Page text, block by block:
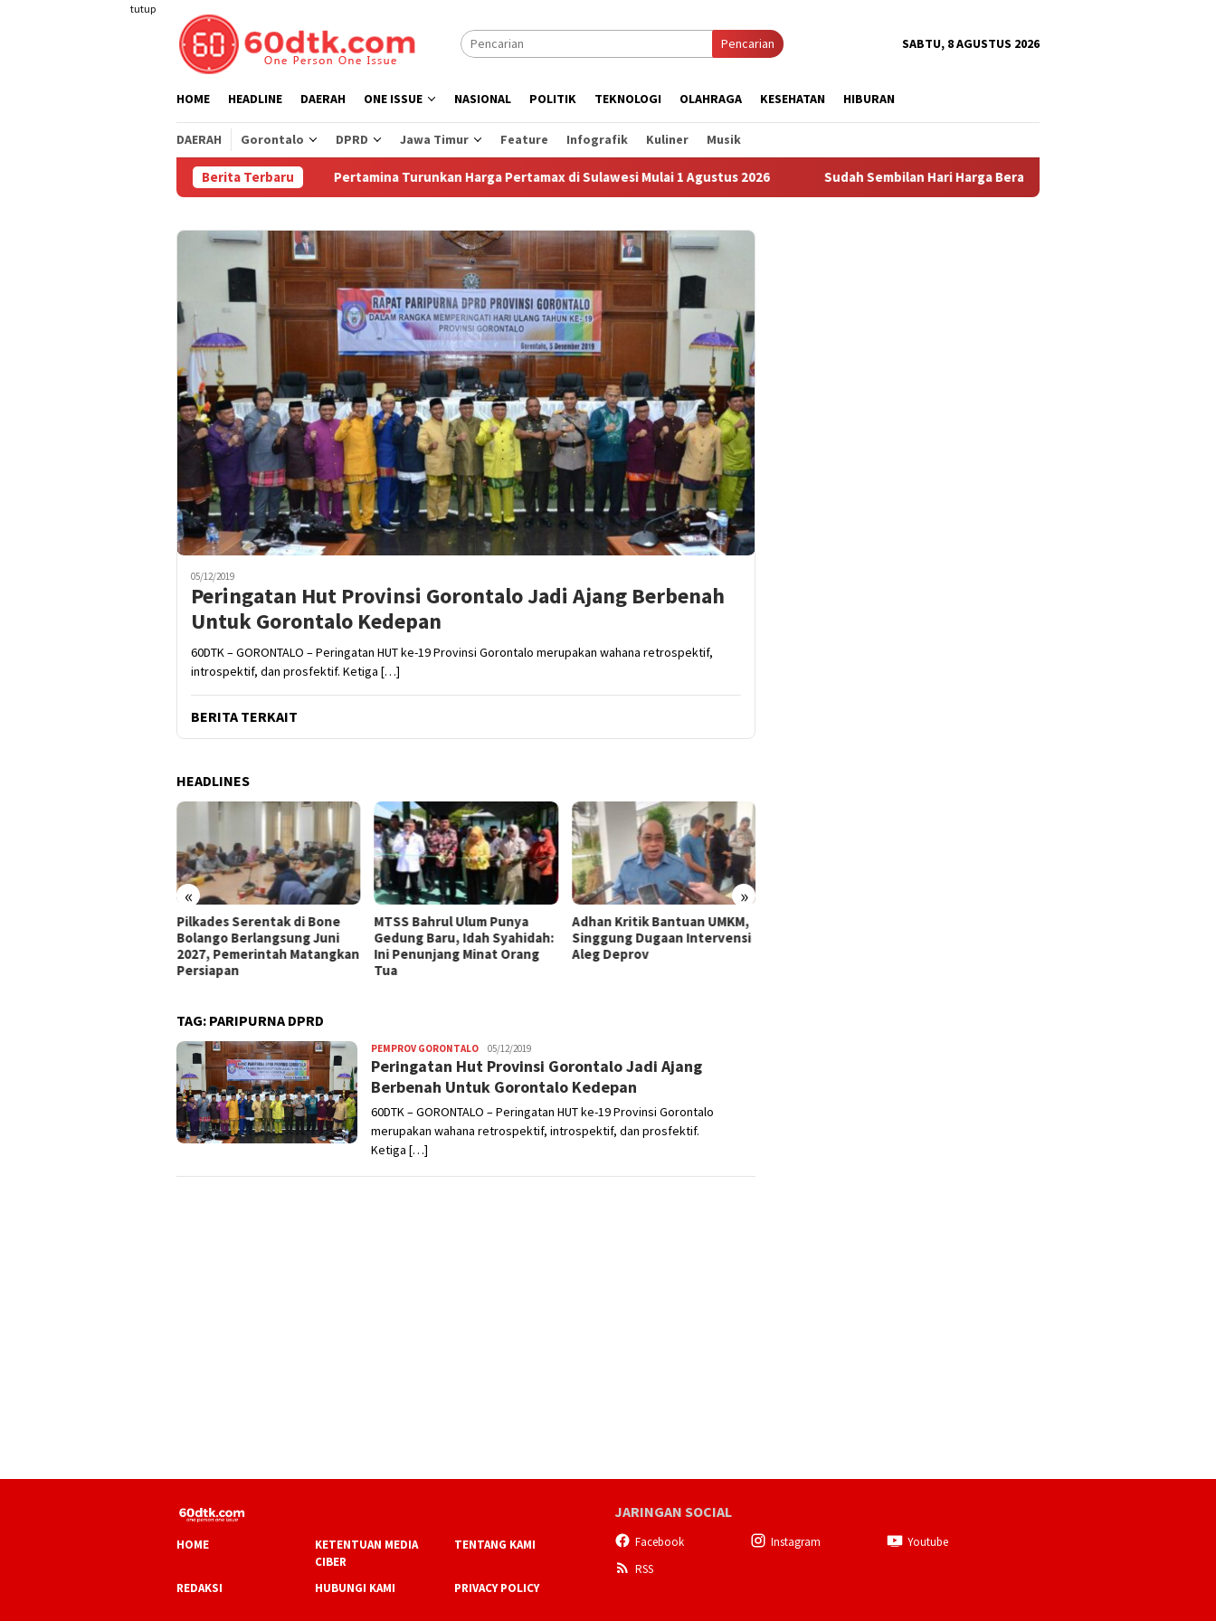
tutup
Pencarian SABTU, 8 AGUSTUS 2026
HOME HEADLINE DAERAH ONE ISSUE NASIONAL POLITIK TEKNOLOGI OLAHRAGA KESEHATAN HIBURAN
DAERAH Gorontalo DPRD Jawa Timur Feature Infografik Kuliner Musik
Berita TerbaruPertamina Turunkan Harga Pertamax di Sulawesi Mulai 1 Agustus 2026 Sudah Sembilan Hari Harga Beras Gorontalo Termahal di Indonesia,
05/12/2019
Peringatan Hut Provinsi Gorontalo Jadi Ajang Berbenah
Untuk Gorontalo Kedepan
60DTK – GORONTALO – Peringatan HUT ke-19 Provinsi Gorontalo merupakan wahana retrospektif,
introspektif, dan prosfektif. Ketiga […]
BERITA TERKAIT
HEADLINES
« »
Pilkades Serentak di Bone
Bolango Berlangsung Juni
2027, Pemerintah Matangkan
Persiapan
MTSS Bahrul Ulum Punya
Gedung Baru, Idah Syahidah:
Ini Penunjang Minat Orang
Tua
Adhan Kritik Bantuan UMKM,
Singgung Dugaan Intervensi
Aleg Deprov
TAG: PARIPURNA DPRD
PEMPROV GORONTALO Admin
05/12/2019
Peringatan Hut Provinsi Gorontalo Jadi Ajang
Berbenah Untuk Gorontalo Kedepan
60DTK – GORONTALO – Peringatan HUT ke-19 Provinsi Gorontalo
merupakan wahana retrospektif, introspektif, dan prosfektif.
Ketiga […]
HOME
KETENTUAN MEDIA
CIBER
TENTANG KAMI
REDAKSI HUBUNGI KAMI PRIVACY POLICY
JARINGAN SOCIAL
Facebook Instagram
Youtube
RSS